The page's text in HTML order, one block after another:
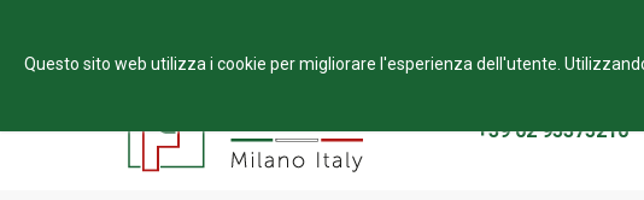
Questo sito web utilizza i cookie per migliorare l'esperienza dell'utente.
+39 02 95375210